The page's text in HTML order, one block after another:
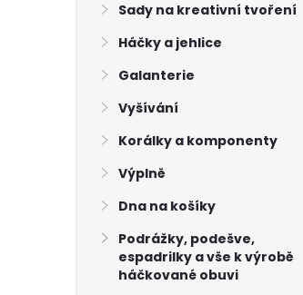
Sady na kreativní tvoření
Háčky a jehlice
Galanterie
Vyšívání
Korálky a komponenty
Výplně
Dna na košíky
Podrážky, podešve,
espadrilky a vše k výrobě
háčkované obuvi